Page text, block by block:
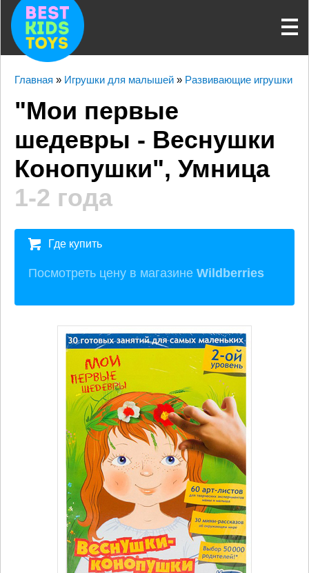
Главная » Игрушки для малышей » Развивающие игрушки
"Мои первые
шедевры - Веснушки
Конопушки", Умница
1-2 года
Где купить
Посмотреть цену в магазине Wildberries